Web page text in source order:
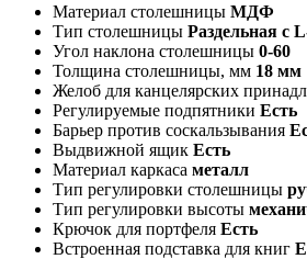
Материал столешницы МДФ
Тип столешницы Раздельная с
Угол наклона столешницы 0-60
Толщина столешницы, мм 18 мм
Желоб для канцелярских
Регулируемые подпятники Есть
Барьер против соскальзывания
Выдвижной ящик Есть
Материал каркаса металл
Тип регулировки столешницы
Тип регулировки высоты
Крючок для портфеля Есть
Встроенная подставка для книг